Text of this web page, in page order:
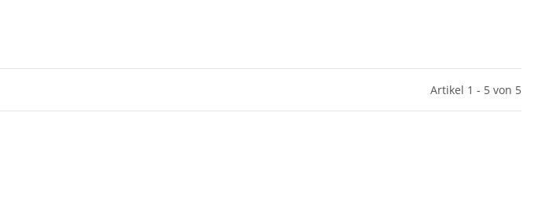
Artikel 1 - 5 von 5